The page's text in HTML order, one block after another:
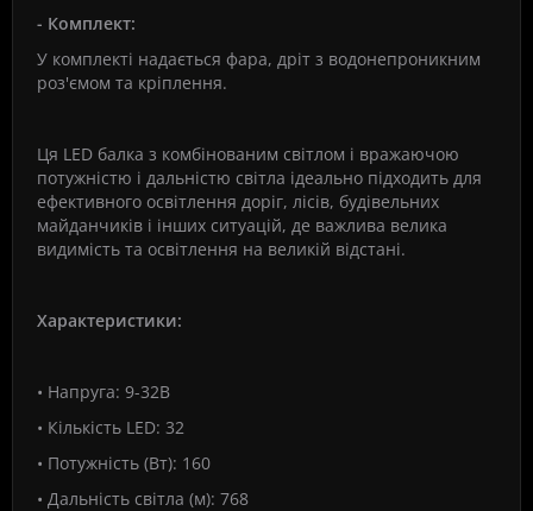
- Комплект:
У комплекті надається фара, дріт з водонепроникним
роз'ємом та кріплення.
Ця LED балка з комбінованим світлом і вражаючою
потужністю і дальністю світла ідеально підходить для
ефективного освітлення доріг, лісів, будівельних
майданчиків і інших ситуацій, де важлива велика
видимість та освітлення на великій відстані.
Характеристики:
• Напруга: 9-32В
• Кількість LED: 32
• Потужність (Вт): 160
• Дальність світла (м): 768